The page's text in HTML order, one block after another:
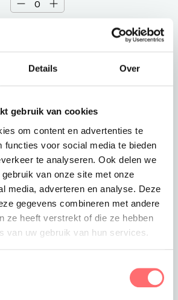
Details Over
gebruik van cookies
om content en advertenties te
functies voor social media te bieden
te analyseren. Ook delen we
van onze site met onze
media, adverteren en analyse. Deze
gegevens combineren met andere
ze heeft verstrekt of die ze hebben
van uw gebruik van hun services.
vanaf €375
aan winkelwagen
dan in je winkelmandje en